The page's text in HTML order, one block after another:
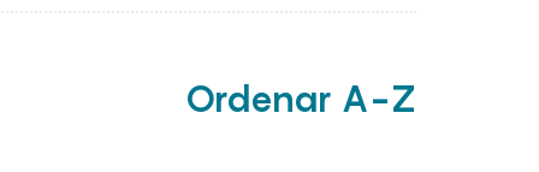
Ordenar A-Z